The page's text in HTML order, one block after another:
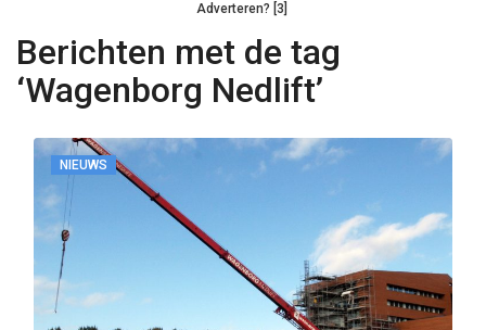
Adverteren? [3]
Berichten met de tag
‘Wagenborg Nedlift’
NIEUWS